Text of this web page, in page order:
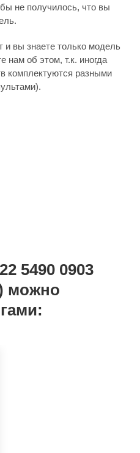
не получилось, что вы
и вы знаете только модель
нам об этом, т.к. иногда
комплектуются разными
5490 0903
можно